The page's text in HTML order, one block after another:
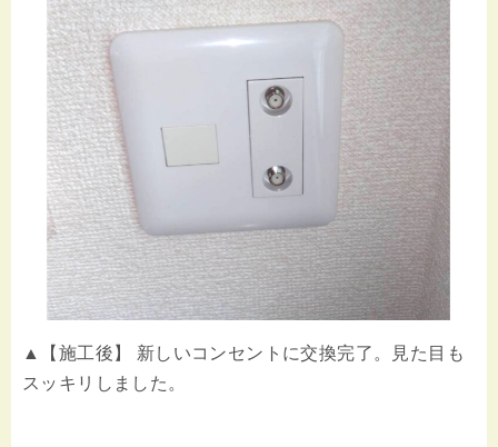
▲【施工後】 新しいコンセントに交換完了。見た目も
スッキリしました。